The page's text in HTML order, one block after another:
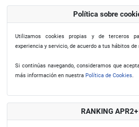
Política sobre
Utilizamos cookies propias y de terceros
experiencia y servicio, de acuerdo a tus hábitos de
Si continúas navegando, consideramos que
más información en nuestra Política de Cookies.
RANKING APR2+